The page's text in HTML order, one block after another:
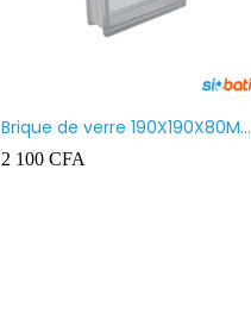
Brique de verre 190X190X80MM
Transparent
2 100 CFA